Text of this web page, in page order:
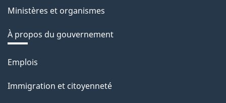
Ministères et organismes
À propos du gouvernement
Thèmes
sujets
Emplois
Immigration et citoyenneté